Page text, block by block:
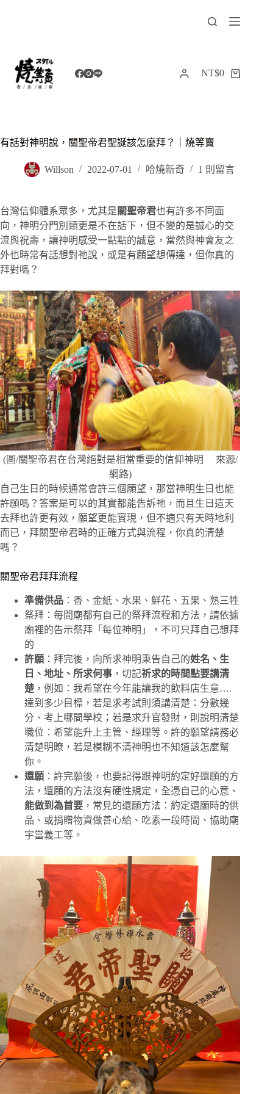
NT$0
有話對神明說，關聖帝君聖誕該怎麼拜？｜燒等賣
Willson 2022-07-01 哈燒新奇 1 則留言
台灣信仰體系眾多，尤其是 關聖帝君也有許多不同面
向，神明分門別類更是不在話下，但不變的是誠心的交
流與祝壽，讓神明感受一點點的誠意，當然與神會友之
外也時常有話想對祂說，或是有願望想傳達，但你真的
拜對嗎？
(圖/關聖帝君在台灣絕對是相當重要的信仰神明 來源/
網路)
自己生日的時候通常會許三個願望，那當神明生日也能
許願嗎？答案是可以的其實都能告訴祂，而且生日這天
去拜也許更有效，願望更能實現，但不適只有天時地利
而已，拜關聖帝君時的正確方式與流程，你真的清楚
嗎？
關聖帝君拜拜流程
準備供品 ：香、金紙、水果、鮮花、五果、熟三牲
祭拜：每間廟都有自己的祭拜流程和方法，請依據
廟裡的告示祭拜「每位神明」，不可只拜自己想拜
的
許願 ：拜完後，向所求神明秉告自己的姓名、生
日、地址、所求何事 ，切記祈求的時間點要講清
楚 ，例如：我希望在今年能讓我的飲料店生意….
達到多少目標，若是求考試則須講清楚：分數幾
分、考上哪間學校；若是求升官發財，則說明清楚
職位：希望能升上主管、經理等。許的願望請務必
清楚明瞭，若是模糊不清神明也不知道該怎麼幫
你。
還願 ：許完願後，也要記得跟神明約定好還願的方
法，還願的方法沒有硬性規定，全憑自己的心意、
能做到為首要 ，常見的還願方法：約定還願時的供
品、或捐贈物資做善心給、吃素一段時間、協助廟
宇當義工等。